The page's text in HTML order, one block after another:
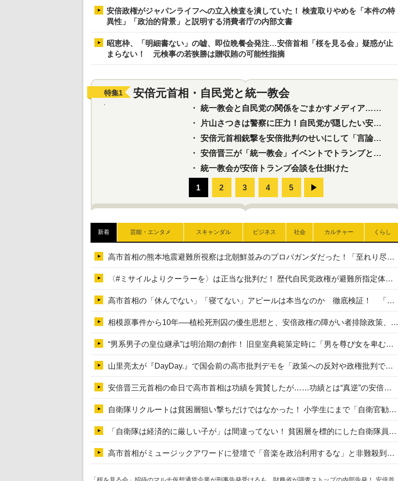
安倍政権がジャパンライフへの立入検査を潰していた！ 検査取りやめを「本件の特
異性」「政治的背景」と説明する消費者庁の内部文書
昭恵枠、「明細書ない」の嘘、即位晩餐会発注…安倍首相「桜を見る会」疑惑が止
まらない！ 元検事の若狭勝は贈収賄の可能性指摘
特集1 安倍元首相・自民党と統一教会
・ 統一教会と自民党の関係をごまかすメディア…民放は有田芳生に発言自粛を要求
・
片山さつきは警察に圧力！自民党が隠したい安倍元首相と統一教会の深い関係
・ 安倍元首相銃撃を安倍批判のせいにして「言論封殺」に利用する自民党応援団
・ 安倍晋三が「統一教会」イベントでトランプと演説！同性婚や夫婦別姓を攻撃
・ 統一教会が安倍トランプ会談を仕掛けた
新着 芸能・エンタメ スキャンダル ビジネス 社会 カルチャー くらし
高市首相の熊本地震避難所視察は北朝鮮並みのプロパガンダだった！「至れり尽くせり」の選ばれた避難所の一方で実態は…
〈#ミサイルよりクーラーを〉は正当な批判だ！ 歴代自民党政権が避難所指定体育館へのエアコン設置を遅らせてきた客観的事実
高市首相の「休んでない」「寝てない」アピールは本当なのか 徹底検証！ 「資料読み込み」「アイロンがけ」も矛盾だらけ…
相模原事件から10年──植松死刑囚の優生思想と、安倍政権の障がい者排除政策、右派勢力の差別主義との関係を改めて問う
“男系男子の皇位継承”は明治期の創作！ 旧皇室典範策定時に「男を尊び女を卑むの慣習、人民の脳髄」とトンデモ論で女性天皇を否定
山里亮太が『DayDay.』で国会前の高市批判デモを「政策への反対や政権批判でない」と捻じ曲げ解説 デモ参加者から批判殺到
安倍晋三元首相の命日で高市首相は功績を賞賛したが……功績とは“真逆”の安倍元首相のトンデモ発言を振り返る
自衛隊リクルートは貧困層狙い撃ちだけではなかった！ 小学生にまで「自衛官勧誘」目的のパンフレット作成
「自衛隊は経済的に厳しい子が」は間違ってない！ 貧困層を標的にした自衛隊員募集、やす子、山上被告も…日本でも進む“経済的徴兵制”
高市首相がミュージックアワードに登壇で「音楽を政治利用するな」と非難殺到！ MAJの国策的本質を批判する声も